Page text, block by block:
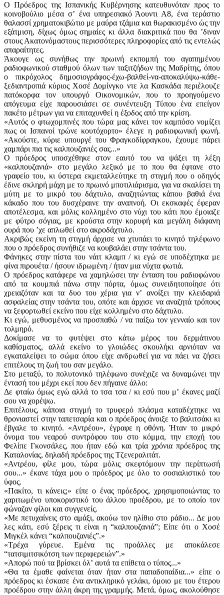
Ο Πρόεδρος της Ισπανικής Κυβέρνησης κατευθυνόταν προς το
κοινοβούλιο μέσα σʼ ένα υπηρεσιακό Άουντι Α8, ένα τεράστιο
θαλασσί χρηματοκιβώτιο με μαύρα τζάμια και θωρακισμένο ώς την
εξάτμιση, δίχως όμως σημαίες κι άλλα διακριτικά που θα ʼδιναν
στους Ακατονόμαστους περισσότερες πληροφορίες από τις εντελώς
απαραίτητες.
Άκουγε ως συνήθως την πρωινή εκπομπή του αγαπημένου
ραδιοφωνικού σταθμού όλων των ταξιτζήδων της Μαδρίτης, όπου
ο πικρόχολος δημοσιογράφος-έχω-βαλθεί-να-αποκαλύψω-κάθε-
ξεδιαντροπιά κύριος Χοσέ Δομίνγκο ντε λα Κασκάδα περιέλουζε
πατόκορφα τον υπουργό Οικονομικών, που το προηγούμενο
απόγευμα είχε παρουσιάσει σε συνέντευξη Τύπου ένα επείγον
πακέτο μέτρων για να επιταχυνθεί η έξοδος από την κρίση.
«Αυτός ο φτωχομπινές που τώρα μας κάνει τον καμπόσο νομίζει
πως οι Ισπανοί τρώνε κουτόχορτο» έλεγε η ραδιοφωνική φωνή.
«Ακούστε, κύριε υπουργέ του Φραγκοδίφραγκου, έχουμε πάρει
χαμπάρι πια τις καλπουζανιές σας...»
Ο πρόεδρος υποσχέθηκε στον εαυτό του να ψάξει τη λέξη
«καλπουζανιά» στο μεγάλο λεξικό με το που θα έφτανε στο
γραφείο του, κι ύστερα εκμεταλλεύτηκε τη στιγμή που ο οδηγός
έδινε σκληρή μάχη με το πρωινό μποτιλιάρισμα, για να σκαλίσει τη
μύτη με το μικρό του δάχτυλο, αναζητώντας κάπου βαθιά ένα
κάκαδο που του δυσχέραινε την αναπνοή. Οι εκσκαφές έφεραν
αποτέλεσμα, και μόλις κολλημένο στο νύχι του κάτι που έμοιαζε
με φύτρο σόγιας, με κρούστα στην κορυφή και μεγάλη διάφανη
ουρά που ʼχε απλωθεί στο ακροδάχτυλο.
Ακριβώς εκείνη τη στιγμή άρχισε να χτυπάει το κινητό τηλέφωνο
που ο πρόεδρος συνήθιζε να κουβαλάει στην τσάντα του.
Φάνηκες στην πίστα του νάιτ κλαμπ / κι εγώ σε υποδέχτηκα με
φίνα πιρουέτα / ήσουν ιδρωμένη / ήταν μια νύχτα φωτιά.
Ο πρόεδρος κατάφερε να χαμηλώσει την ένταση του ραδιοφώνου
από τα κουμπιά πάνω στην πόρτα, όμως συνειδητοποίησε ότι
χρειαζόταν και τα δυο του χέρια για νʼ ανοίξει την κλειδαριά
ασφαλείας στην τσάντα του, οπότε και άρχισε να αναζητά τρόπους
να ξεφορτωθεί εκείνο που είχε κολλημένο στο δάχτυλο.
Κι εγώ, μεθυσμένος να προσπαθώ / να παίξω τον γενναίο και τον
τολμηρό.
Δοκίμασε να το φυτέψει στο κάτω μέρος του δερμάτινου
καθίσματος, αλλά εκείνο το γλοιώδες σκουλήκι αρνιόταν να
εγκαταλείψει το σώμα όπου είχε ανδρωθεί για να πάει να ζήσει
επιτέλους τη ζωή του σαν μεγάλο.
Στο μεταξύ, το πολυτονικό τηλέφωνο συνέχιζε να δυναμώνει την
έντασή του μέχρι εκεί που δεν πήγαινε άλλο:
Δε φταίω όμως εγώ αλλά το τσα τσα / κι εσύ που μʼ έκανες μαζί
σου να χορέψω.
Επιτέλους, κάποια στιγμή το τρυφερό πλάσμα καταδέχτηκε να
θρονιαστεί στην ταπετσαρία και ο πρόεδρος άνοιξε το βαλιτσάκι κι
έβγαλε το κινητό. «Αντρέου», έγραφε η οθόνη. Ήταν το μικρό
όνομα του νεαρού συντρόφου του στο κόμμα, την εποχή του
Φελίπε Γκονσάλες, που ήταν εδώ και τρία χρόνια πρόεδρος της
Καταλονίας, δηλαδή πρόεδρος της Τζενεραλιτάτ.
«Αντρέου, φίλε μου, τώρα μόλις σκεφτόμουν την περίπτωσή
σου...» έκανε τάχα μου ο πρόεδρος με όλο το σοσιαλιστικό του
ύφος.
«Πακίτο, τι κάνεις;» είπε ο ένας πρόεδρος, χρησιμοποιώντας το
χαριτωμένο υποκοριστικό του άλλου προέδρου, με το οποίο τον
φώναζαν φίλοι και συγγενείς.
«Με πετυχαίνεις στο αμάξι, ακούω τον ηλίθιο στο ράδιο... Δε μου
λες κάτι, εσύ ξέρεις τι είναι η “καλπουζανιά”; Είπε ότι ο Χοσέ
Μιγκέλ κάνει “καλπουζανιές”.»
«Τρέχα γύρευε. Εμένα τις προάλλες με αποκάλεσε
“τατσιμιτσικότση των περιφερειών”.»
«Απορώ πού τα βρίσκει όλʼ αυτά τα επίθετα ο τύπος...»
«Θα τα έμαθε φαίνεται όταν ήταν στα παπαδοπαίδια...» είπε ο
πρόεδρος κι έσκασε ένα αντικληρικό γελάκι, όμοιο με του έτερου
προέδρου στην άλλη άκρη της γραμμής. Μετά, όμως, ακολούθησε